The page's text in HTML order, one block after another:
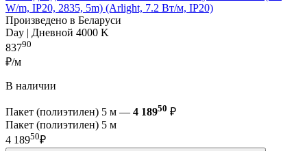
W/m, IP20, 2835, 5m) (Arlight, 7.2 Вт/м, IP20)
Произведено в Беларуси
Day | Дневной 4000 K
83790
₽/м
В наличии
Пакет (полиэтилен) 5 м — 4 18950 ₽
Пакет (полиэтилен) 5 м
4 18950₽